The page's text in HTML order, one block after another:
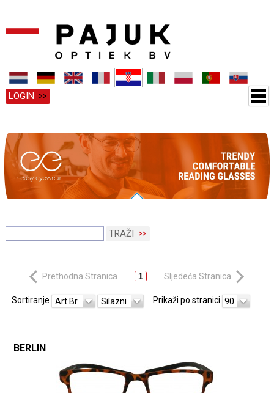
LOGIN
TRAŽI
Prethodna Stranica 1 Sljedeća Stranica
Sortiranje Art.Br. Silazni Prikaži po stranici 90
BERLIN